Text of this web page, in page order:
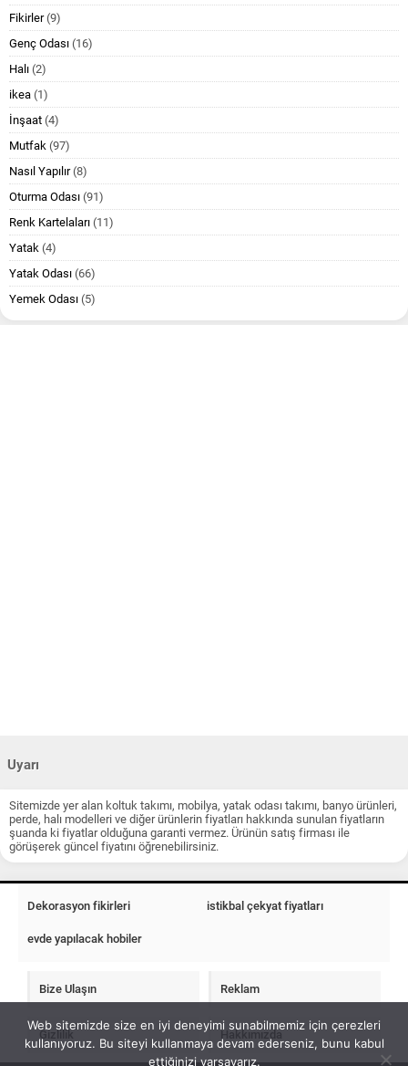
Fikirler(9)
Genç Odası (16)
Halı (2)
ikea (1)
İnşaat (4)
Mutfak (97)
Nasıl Yapılır(8)
Oturma Odası (91)
Renk Kartelaları (11)
Yatak (4)
Yatak Odası (66)
Yemek Odası (5)
Uyarı
Sitemizde yer alan koltuk takımı, mobilya, yatak odası takımı, banyo ürünleri,
perde, halı modelleri ve diğer ürünlerin fiyatları hakkında sunulan fiyatların
şuanda ki fiyatlar olduğuna garanti vermez. Ürünün satış firması ile
görüşerek güncel fiyatını öğrenebilirsiniz.
Dekorasyon fikirleri istikbal çekyat fiyatları
evde yapılacak hobiler
Bize Ulaşın Reklam
Gizlilik Hakkımızda
Web sitemizde size en iyi deneyimi sunabilmemiz için çerezleri
kullanıyoruz. Bu siteyi kullanmaya devam ederseniz, bunu kabul
ettiğinizi varsayarız.